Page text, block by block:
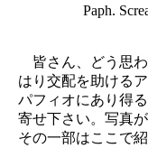
Paph.
皆さん、どう思
はり交配を助ける
パフィオにあり得
寄せ下さい。写真
その一部はここで